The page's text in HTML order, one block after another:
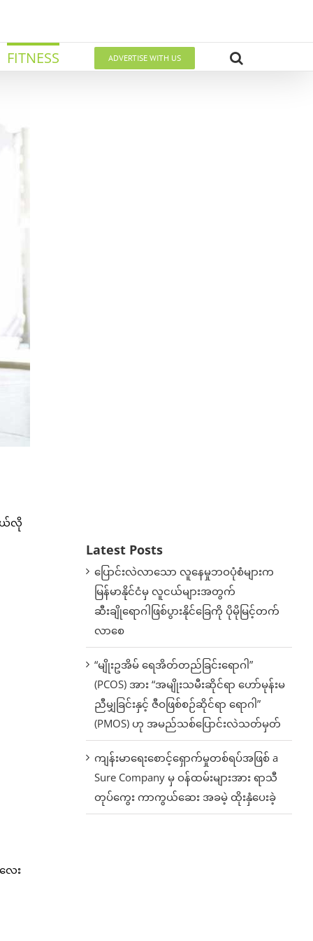
FITNESS ADVERTISE WITH US
ယ်လို
ေး
Latest Posts
ပြောင်းလဲလာသော လူနေမှုဘဝပုံစံများက
မြန်မာနိုင်ငံမှ လူငယ်များအတွက်
ဆီးချိုရောဂါဖြစ်ပွားနိုင်ခြေကို ပိုမိုမြင့်တက်
လာစေ
“မျိုးဥအိမ် ရေအိတ်တည်ခြင်းရောဂါ”
(PCOS) အား “အမျိုးသမီးဆိုင်ရာ ဟော်မုန်းမ
ညီမျှခြင်းနှင့် ဇီဝဖြစ်စဉ်ဆိုင်ရာ ရောဂါ”
(PMOS) ဟု အမည်သစ်ပြောင်းလဲသတ်မှတ်
ကျန်းမာရေးစောင့်ရှောက်မှုတစ်ရပ်အဖြစ် a
Sure Company မှ ဝန်ထမ်းများအား ရာသီ
တုပ်ကွေး ကာကွယ်ဆေး အခမဲ့ ထိုးနှံပေးခဲ့